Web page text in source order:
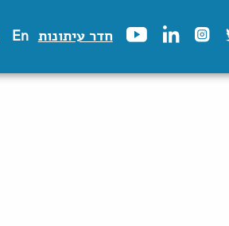
חדר עיתונות En